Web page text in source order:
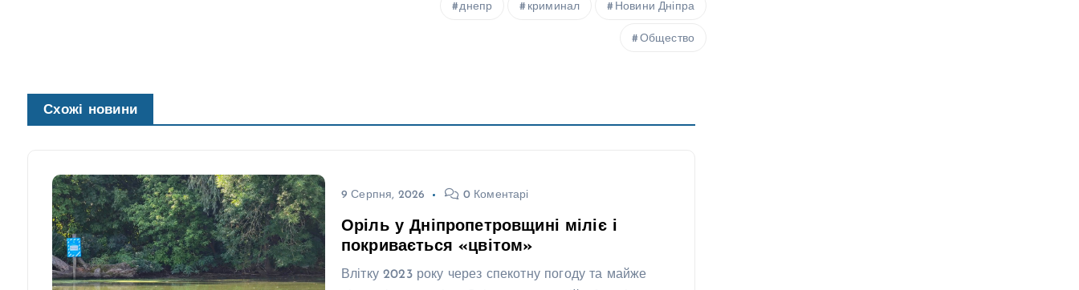
днепр криминал Новини Дніпра
Общество
Схожі новини
9 Серпня, 2026 0 Коментарі
Оріль у Дніпропетровщині міліє і
покривається «цвітом»
Влітку 2023 року через спекотну погоду та майже